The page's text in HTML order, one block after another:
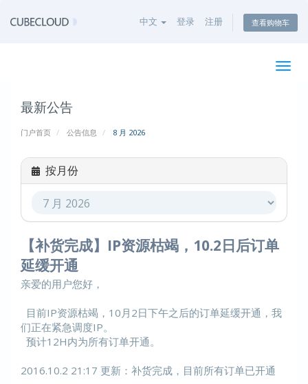
中文 登录 注册 查看购物车
切
最新公告
门户首页 公告信息 8 月 2026
按月份
【补货完成】IP资源枯竭，10.2日后订单
延缓开通
亲爱的用户您好，
目前IP资源枯竭，10月2日下午之后的订单延缓开通，我
们正在紧急调度IP。
预计12H内为所有订单开通。
2016.10.2 21:17 更新：补货完成，目前所有订单已开通